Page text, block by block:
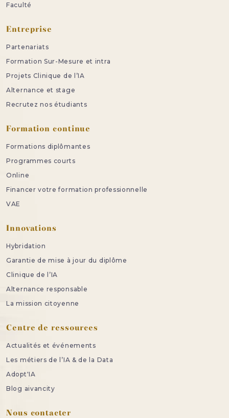
Faculté
Entreprise
Partenariats
Formation Sur-Mesure et intra
Projets Clinique de l’IA
Alternance et stage
Recrutez nos étudiants
Formation continue
Formations diplômantes
Programmes courts
Online
Financer votre formation professionnelle
VAE
Innovations
Hybridation
Garantie de mise à jour du diplôme
Clinique de l’IA
Alternance responsable
La mission citoyenne
Centre de ressources
Actualités et événements
Les métiers de l’IA & de la Data
Adopt'IA
Blog aivancity
Nous contacter